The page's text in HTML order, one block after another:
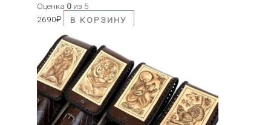
Оценка 0 из 5
2690₽ В КОРЗИНУ